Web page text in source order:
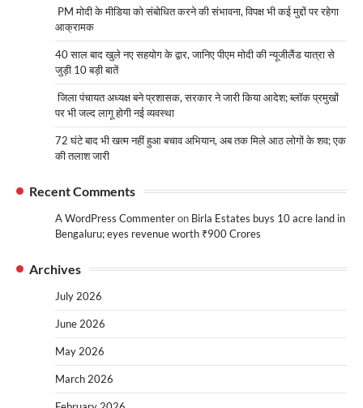
PM मोदी के मीडिया को संबोधित करने की संभावना, विपक्ष भी कई मुद्दों पर रहेगा
आक्रामक
40 साल बाद खुले नए सहयोग के द्वार, जानिए पीएम मोदी की न्यूजीलैंड यात्रा से
जुड़ी 10 बड़ी बातें
जिला पंचायत अध्यक्ष बने प्रशासक, सरकार ने जारी किया आदेश; ब्लॉक प्रमुखों
पर भी जल्द लागू होगी नई व्यवस्था
72 घंटे बाद भी खत्म नहीं हुआ बचाव अभियान, अब तक मिले आठ लोगों के शव; एक
की तलाश जारी
Recent Comments
A WordPress Commenteron Birla Estates buys 10 acre land in
Bengaluru; eyes revenue worth ₹900 Crores
Archives
July 2026
June 2026
May 2026
March 2026